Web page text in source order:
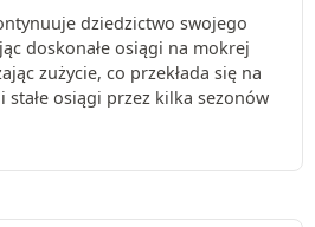
dziedzictwo swojego
doskonałe osiągi na mokrej
zużycie, co przekłada się na
stałe osiągi przez kilka sezonów